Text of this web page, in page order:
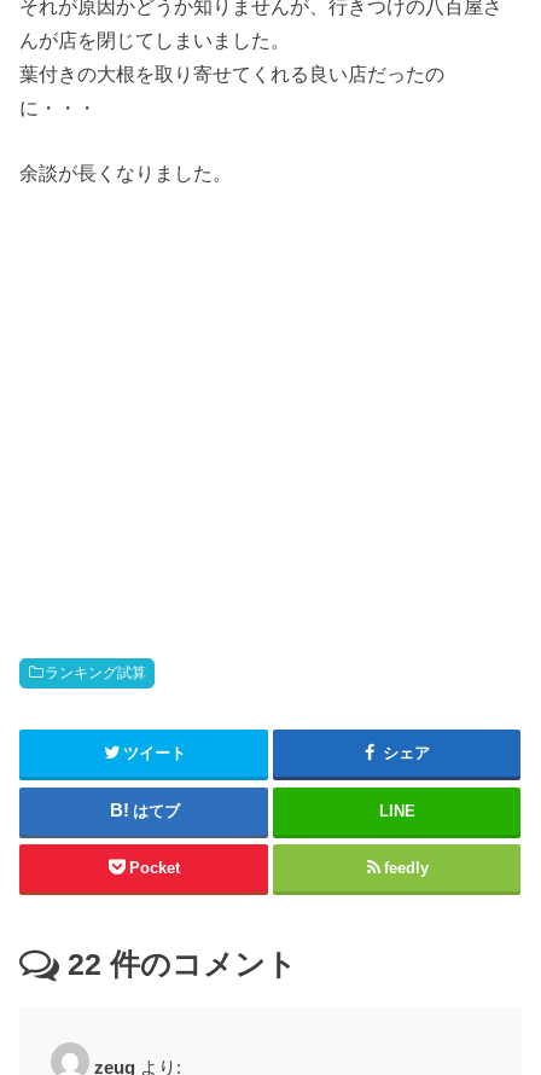
それが原因かどうか知りませんが、行きつけの八百屋さ
んが店を閉じてしまいました。
葉付きの大根を取り寄せてくれる良い店だったの
に・・・
余談が長くなりました。
ランキング試算
ツイート シェア
はてブ LINE
Pocket feedly
22 件のコメント
zeug より: